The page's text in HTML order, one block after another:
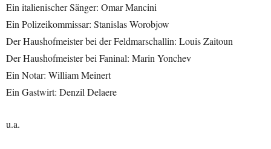
Ein italienischer Sänger: Omar Mancini
Ein Polizeikommissar: Stanislas Worobjow
Der Haushofmeister bei der Feldmarschallin: Louis Zaitoun
Der Haushofmeister bei Faninal: Marin Yonchev
Ein Notar: William Meinert
Ein Gastwirt: Denzil Delaere
u.a.